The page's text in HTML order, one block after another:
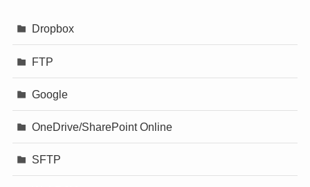
Dropbox
FTP
Google
OneDrive/SharePoint Online
SFTP